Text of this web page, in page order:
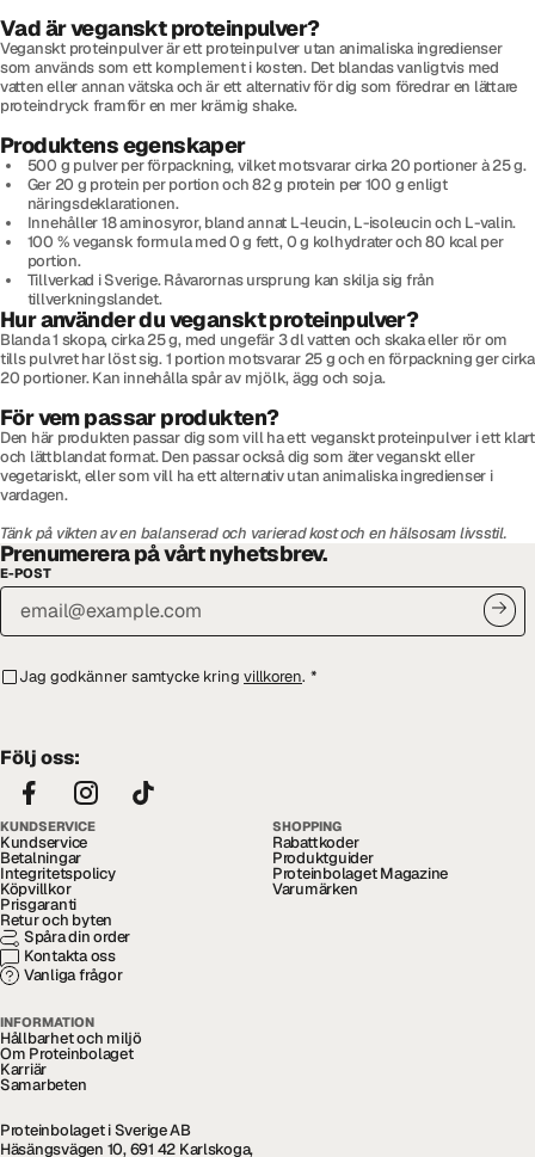
Vad är veganskt proteinpulver?
Veganskt proteinpulver är ett proteinpulver utan animaliska ingredienser
som används som ett komplement i kosten. Det blandas vanligtvis med
vatten eller annan vätska och är ett alternativ för dig som föredrar en lättare
proteindryck framför en mer krämig shake.
Produktens egenskaper
500 g pulver per förpackning, vilket motsvarar cirka 20 portioner à 25 g.
Ger 20 g protein per portion och 82 g protein per 100 g enligt
näringsdeklarationen.
Innehåller 18 aminosyror, bland annat L-leucin, L-isoleucin och L-valin.
100 % vegansk formula med 0 g fett, 0 g kolhydrater och 80 kcal per
portion.
Tillverkad i Sverige. Råvarornas ursprung kan skilja sig från
tillverkningslandet.
Hur använder du veganskt proteinpulver?
Blanda 1 skopa, cirka 25 g, med ungefär 3 dl vatten och skaka eller rör om
tills pulvret har löst sig. 1 portion motsvarar 25 g och en förpackning ger cirka
20 portioner. Kan innehålla spår av mjölk, ägg och soja.
För vem passar produkten?
Den här produkten passar dig som vill ha ett veganskt proteinpulver i ett klart
och lättblandat format. Den passar också dig som äter veganskt eller
vegetariskt, eller som vill ha ett alternativ utan animaliska ingredienser i
vardagen.
Tänk på vikten av en balanserad och varierad kost och en hälsosam livsstil.
Prenumerera på vårt nyhetsbrev.
E-POST
Jag godkänner samtycke kring villkoren. *
Följ oss:
KUNDSERVICE
Kundservice
Betalningar
Integritetspolicy
Köpvillkor
Prisgaranti
Retur och byten
Spåra din order
Kontakta oss
Vanliga frågor
SHOPPING
Rabattkoder
Produktguider
Proteinbolaget Magazine
Varumärken
INFORMATION
Hållbarhet och miljö
Om Proteinbolaget
Karriär
Samarbeten
Proteinbolaget i Sverige AB
Häsängsvägen 10, 691 42 Karlskoga,